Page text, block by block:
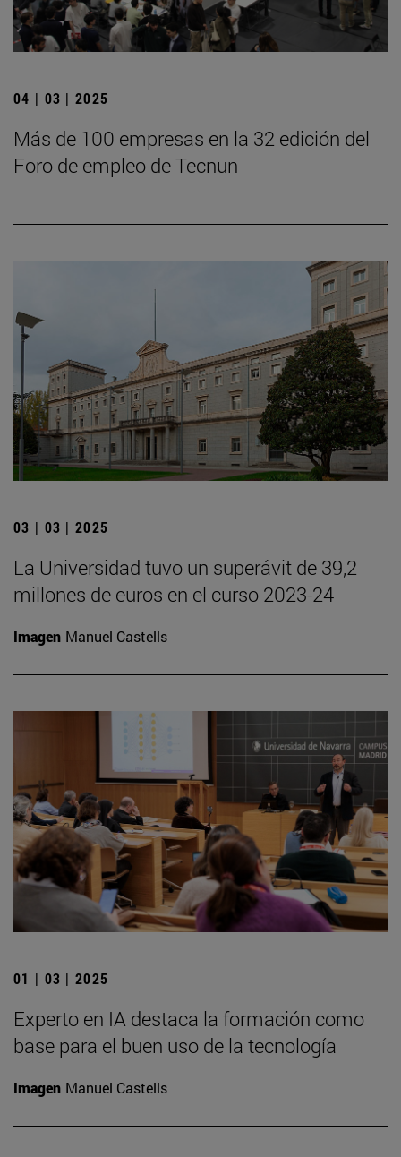
04 | 03 | 2025
Más de 100 empresas en la 32 edición del
Foro de empleo de Tecnun
03 | 03 | 2025
La Universidad tuvo un superávit de 39,2
millones de euros en el curso 2023-24
Imagen Manuel Castells
01 | 03 | 2025
Experto en IA destaca la formación como
base para el buen uso de la tecnología
Imagen Manuel Castells